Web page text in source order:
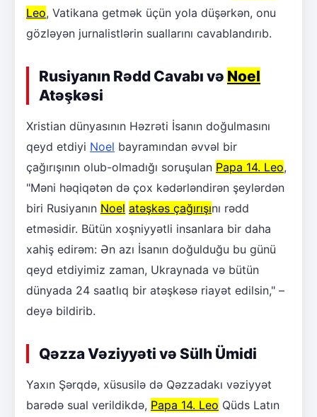
Leo, Vatikana getmək üçün yola düşərkən, onu
gözləyən jurnalistlərin suallarını cavablandırıb.
Rusiyanın Rədd Cavabı və Noel
Atəşkəsi
Xristian dünyasının Həzrəti İsanın doğulmasını
qeyd etdiyi Noel bayramından əvvəl bir
çağırışının olub-olmadığı soruşulan Papa 14. Leo,
"Məni həqiqətən də çox kədərləndirən şeylərdən
biri Rusiyanın Noel atəşkəs çağırışını rədd
etməsidir. Bütün xoşniyyətli insanlara bir daha
xahiş edirəm: Ən azı İsanın doğulduğu bu günü
qeyd etdiyimiz zaman, Ukraynada və bütün
dünyada 24 saatlıq bir atəşkəsə riayət edilsin," –
deyə bildirib.
Qəzza Vəziyyəti və Sülh Ümidi
Yaxın Şərqdə, xüsusilə də Qəzzadakı vəziyyət
barədə sual verildikdə, Papa 14. Leo Qüds Latın